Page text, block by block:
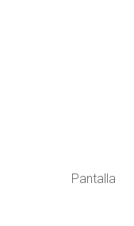
Pantalla